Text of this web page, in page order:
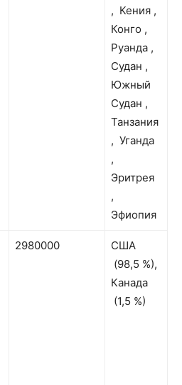
, Кения ,
Конго ,
Руанда ,
Судан ,
Южный
Судан ,
Танзания
, Уганда
,
Эритрея
,
Эфиопия
2980000
США
(98,5 %),
Канада
(1,5 %)